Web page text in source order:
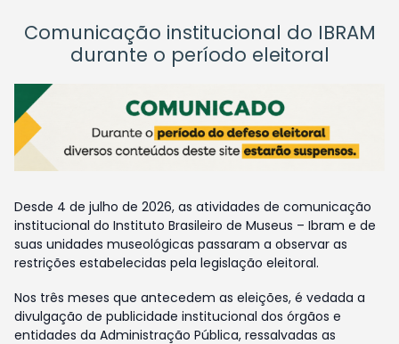
Comunicação institucional do IBRAM
durante o período eleitoral
Desde 4 de julho de 2026, as atividades de comunicação
institucional do Instituto Brasileiro de Museus – Ibram e de
suas unidades museológicas passaram a observar as
restrições estabelecidas pela legislação eleitoral.
Nos três meses que antecedem as eleições, é vedada a
divulgação de publicidade institucional dos órgãos e
entidades da Administração Pública, ressalvadas as